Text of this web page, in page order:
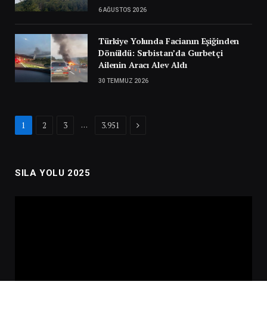
6 AĞUSTOS 2026
Türkiye Yolunda Facianın Eşiğinden
Dönüldü: Sırbistan’da Gurbetçi
Ailenin Aracı Alev Aldı
30 TEMMUZ 2026
1 2 3 … 3.951 Next
SILA YOLU 2025